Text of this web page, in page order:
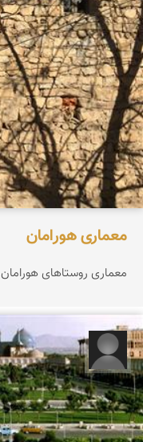
معمارى هورامان
معمارى روستاهاى هورامان
رحیم زیوری